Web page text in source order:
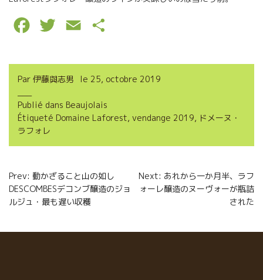
c
b
o
k
i
t
a
l
r
r
Par 伊藤與志男 le 25, octobre 2019
Publié dans Beaujolais
Étiqueté Domaine Laforest, vendange 2019, ドメーヌ・
ラフォレ
Navigation
de
Prev: 動かざること山の如し
DESCOMBESデコンブ醸造のジョ
ルジュ・最も遅い収穫
Next: あれから一か月半、ラフ
ォーレ醸造のヌーヴォーが瓶詰
された